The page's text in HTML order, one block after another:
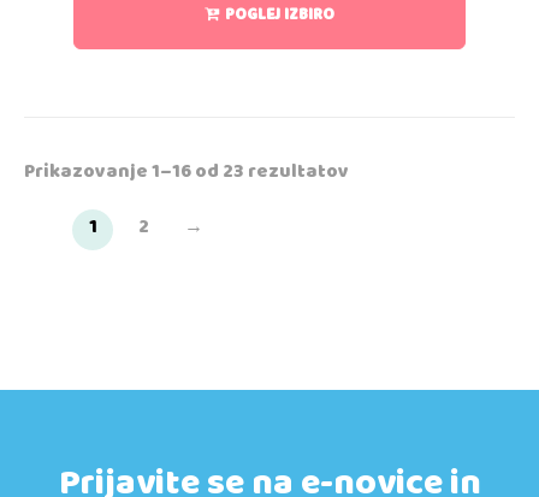
POGLEJ IZBIRO
Prikazovanje 1–16 od 23 rezultatov
1
2 →
Prijavite se na e-novice in